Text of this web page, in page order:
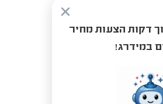
דקות הצעות מחיר
במידרג!